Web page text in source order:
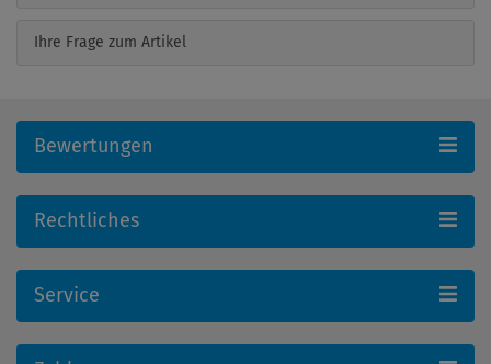
Ihre Frage zum Artikel
Bewertungen
Rechtliches
Service